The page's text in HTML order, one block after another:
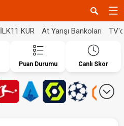
İLK11 KUR At Yarışı Bankoları
Puan Durumu Canlı Skor